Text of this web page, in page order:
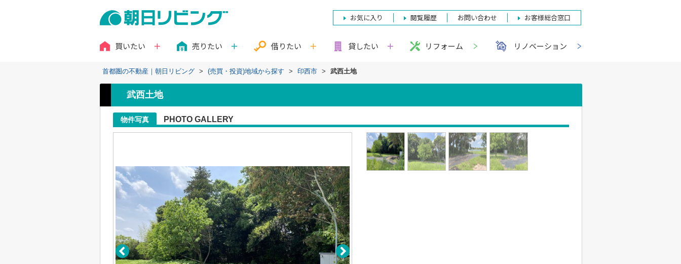
お気に入り 閲覧履歴 お問い合わせ お客様総合窓口
買いたい 売りたい 借りたい 貸したい リフォーム リノベーション
首都圏の不動産｜朝日リビング > (売買・投資)地域から探す > 印西市 > 武西土地
武西土地
物件写真 PHOTO GALLERY